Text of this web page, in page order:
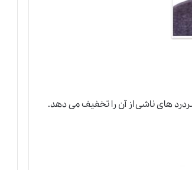
های ناشی از آن را تخفیف می دهد.